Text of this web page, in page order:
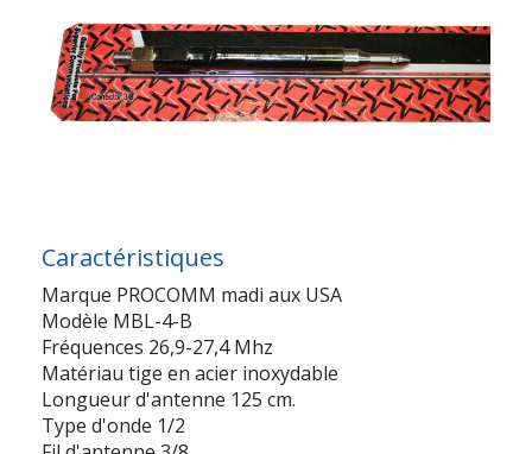
Caractéristiques
Marque PROCOMM madi aux USA
Modèle MBL-4-B
Fréquences 26,9-27,4 Mhz
Matériau tige en acier inoxydable
Longueur d'antenne 125 cm.
Type d'onde 1/2